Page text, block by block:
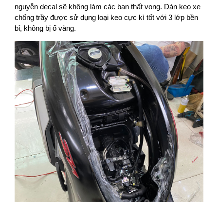
nguyễn decal sẽ không làm các bạn thất vọng. Dán keo xe
chống trầy được sử dụng loại keo cực kì tốt với 3 lớp bền
bỉ, không bị ố vàng.